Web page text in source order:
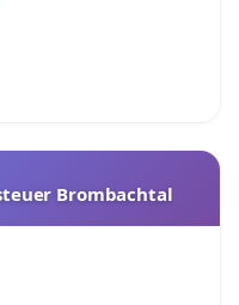
Brombachtal